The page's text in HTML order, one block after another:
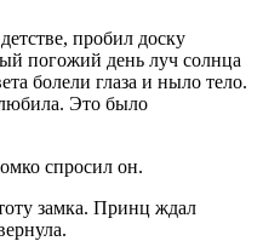
пробил доску
погожий день луч солнца
болели глаза и ныло тело.
Это было
спросил он.
замка. Принц ждал